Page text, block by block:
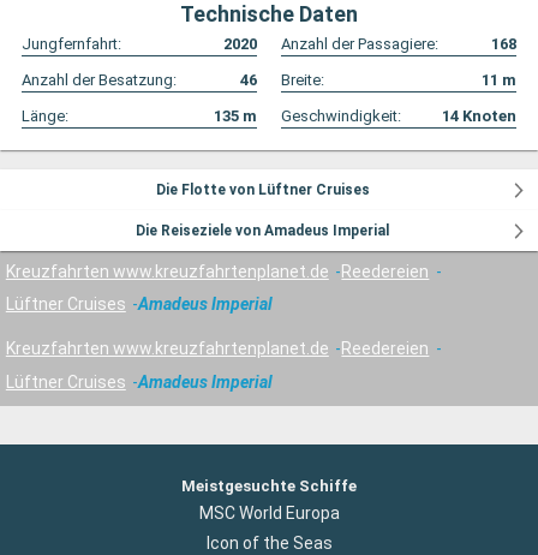
Technische Daten
Jungfernfahrt: 2020 Anzahl der Passagiere:
168
Anzahl der Besatzung:
46 Breite: 11 m
Länge:
135 m Geschwindigkeit: 14 Knoten
Die Flotte von Lüftner Cruises
Die Reiseziele von Amadeus Imperial
Kreuzfahrten www.kreuzfahrtenplanet.de
Reedereien
Lüftner Cruises
Amadeus Imperial
Kreuzfahrten www.kreuzfahrtenplanet.de
Reedereien
Lüftner Cruises
Amadeus Imperial
Meistgesuchte Schiffe
MSC World Europa
Icon of the Seas